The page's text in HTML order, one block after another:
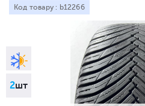
Всі
2шт
Код товару : b12266